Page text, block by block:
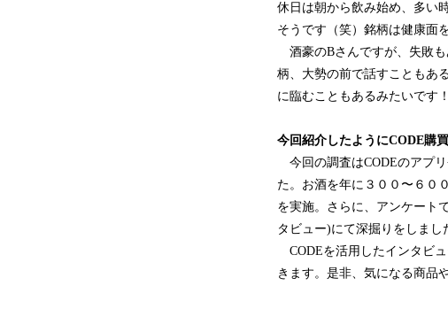
休日は朝から飲み始め、多い
そうです（笑）銘柄は健康面
酒豪のBさんですが、失敗も
柄、大勢の前で話すこともあ
に臨むこともあるみたいです！
今回紹介したようにCODE購
今回の調査はCODEのアプ
た。お酒を年に３００〜６０
を実施。さらに、アンケート
タビュー)にて深掘りをしまし
CODEを活用したインタビ
きます。是非、気になる商品